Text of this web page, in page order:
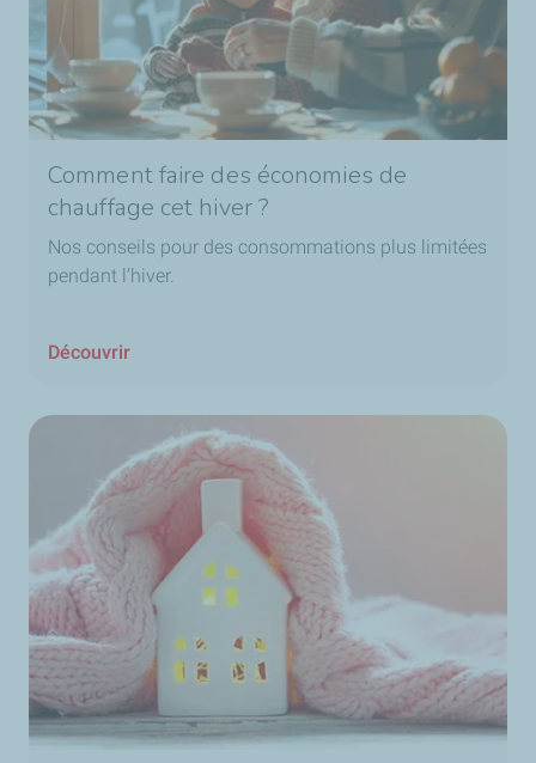
Comment faire des économies de
chauffage cet hiver ?
Nos conseils pour des consommations plus limitées
pendant l’hiver.
Découvrir